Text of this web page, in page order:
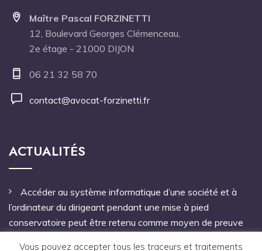
Maître Pascal FORZINETTI
12, Boulevard Georges Clémenceau,
2e étage - 21000 DIJON
06 21 32 58 70
contact@avocat-forzinetti.fr
ACTUALITÉS
Accéder au système informatique d’une société et à
l’ordinateur du dirigeant pendant une mise à pied
conservatoire peut être retenu comme moyen de preuve
Pas de mandat à une personne étrangère à l’entreprise
Vous pouvez accepter tous les traceurs et traitements